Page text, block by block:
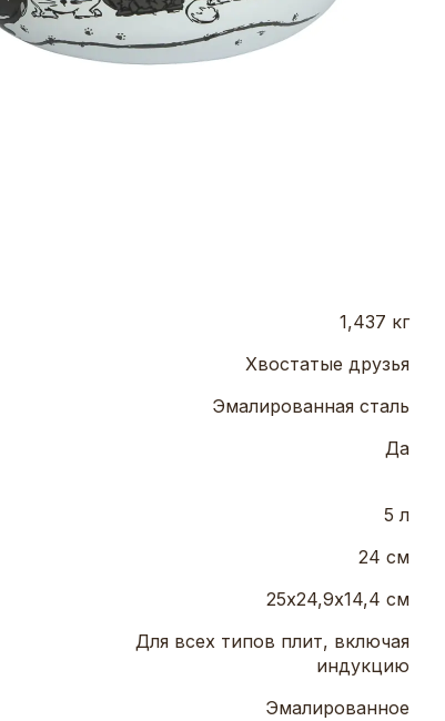
1,437 кг
Хвостатые друзья
Эмалированная сталь
Да
5 л
24 см
25х24,9х14,4 см
Для всех типов плит, включая
индукцию
Эмалированное